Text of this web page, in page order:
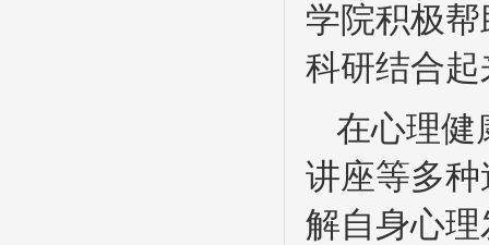
学院积极
科研结合
在心理健
讲座等多
解自身心